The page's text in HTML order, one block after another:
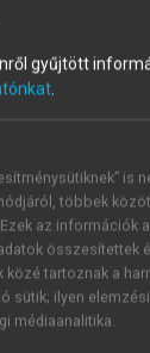
fiókoddal,
óra díjmentes
a
gyűjtött
.
is
többek
az információk
összesítettek
közé tartoznak a
sütik; ilyen
médiaanalitika.